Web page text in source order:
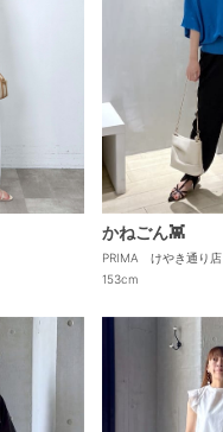
かねごん👾
PRIMA けやき通り店
153cm